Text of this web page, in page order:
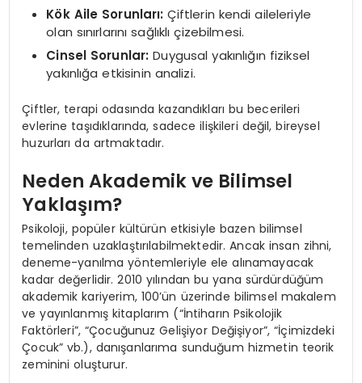
Kök Aile Sorunları: Çiftlerin kendi aileleriyle
olan sınırlarını sağlıklı çizebilmesi.
Cinsel Sorunlar: Duygusal yakınlığın fiziksel
yakınlığa etkisinin analizi.
Çiftler, terapi odasında kazandıkları bu becerileri
evlerine taşıdıklarında, sadece ilişkileri değil, bireysel
huzurları da artmaktadır.
Neden Akademik ve Bilimsel
Yaklaşım?
Psikoloji, popüler kültürün etkisiyle bazen bilimsel
temelinden uzaklaştırılabilmektedir. Ancak insan zihni,
deneme-yanılma yöntemleriyle ele alınamayacak
kadar değerlidir. 2010 yılından bu yana sürdürdüğüm
akademik kariyerim, 100’ün üzerinde bilimsel makalem
ve yayınlanmış kitaplarım (“İntiharın Psikolojik
Faktörleri”, “Çocuğunuz Gelişiyor Değişiyor”, “İçimizdeki
Çocuk” vb.), danışanlarıma sunduğum hizmetin teorik
zeminini oluşturur.